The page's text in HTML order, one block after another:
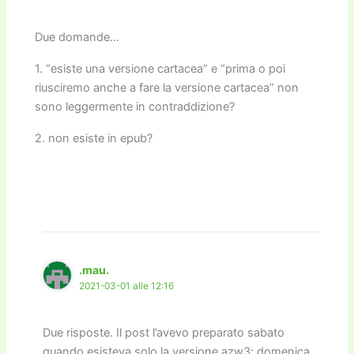
Due domande…
1. “esiste una versione cartacea” e “prima o poi
riusciremo anche a fare la versione cartacea” non
sono leggermente in contraddizione?
2. non esiste in epub?
.mau.
2021-03-01 alle 12:16
Due risposte. Il post l’avevo preparato sabato